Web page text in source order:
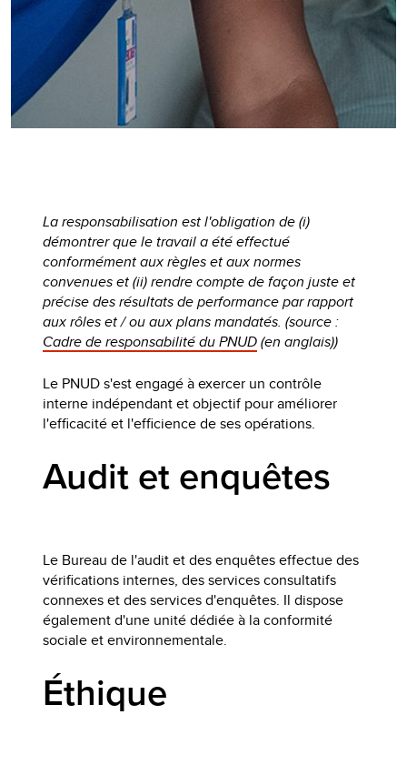
La responsabilisation est l'obligation de (i)
démontrer que le travail a été effectué
conformément aux règles et aux normes
convenues et (ii) rendre compte de façon juste et
précise des résultats de performance par rapport
aux rôles et / ou aux plans mandatés. (source :
Cadre de responsabilité du PNUD(en anglais))
Le PNUD s'est engagé à exercer un contrôle
interne indépendant et objectif pour améliorer
l'efficacité et l'efficience de ses opérations.
Audit et enquêtes
Le Bureau de l'audit et des enquêtes effectue des
vérifications internes, des services consultatifs
connexes et des services d'enquêtes. Il dispose
également d'une unité dédiée à la conformité
sociale et environnementale.
Éthique